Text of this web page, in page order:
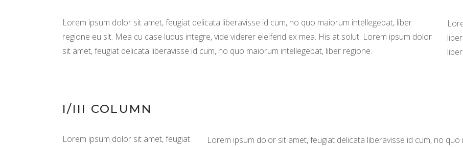
Lorem ipsum dolor sit amet, feugiat delicata liberavisse id cum, no quo maiorum intellegebat, liber
regione eu sit. Mea cu case ludus integre, vide viderer eleifend ex mea. His at solut. Lorem ipsum dolor
sit amet, feugiat delicata liberavisse id cum, no quo maiorum intellegebat, liber regione.
I/III COLUMN
Lorem ipsum dolor sit amet, feugiat
Lorem ipsum dolor sit amet, feugiat delicata liberavisse id cum, no